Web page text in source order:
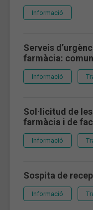
Informació
Serveis
farmàcia:
Informació
Sol·licitud de
farmàcia i de
Informació
Sospita de
Informació